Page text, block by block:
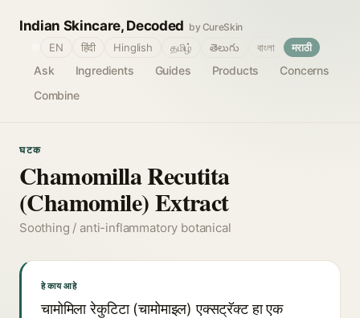
Indian Skincare, Decoded by CureSkin
Ask Ingredients Guides Products
Concerns
Combine
EN हिंदी Hinglish தமிழ் తెలుగు বাংলা मराठी
घटक
Chamomilla Recutita
(Chamomile) Extract
Soothing / anti-inflammatory botanical
हे काय आहे
चामोमिला रेकुटिटा (चामोमाइल) एक्सट्रॅक्ट हा एक